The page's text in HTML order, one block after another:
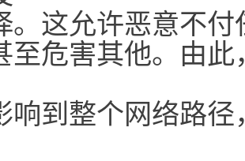
。这允许恶意不
至危害其他。由
响到整个网络路